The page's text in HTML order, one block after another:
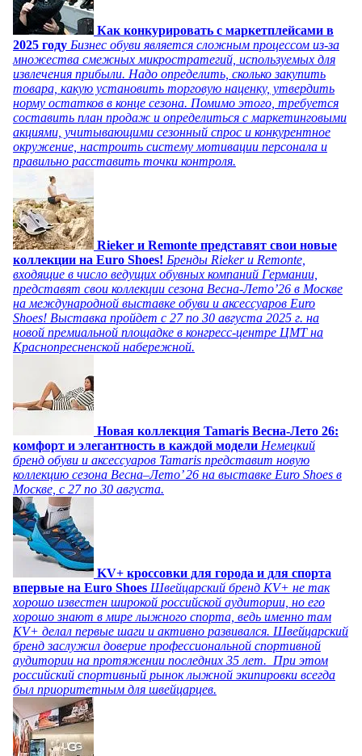
Как конкурировать с маркетплейсами в
2025 году Бизнес обуви является сложным процессом из-за
множества смежных микростратегий, используемых для
извлечения прибыли. Надо определить, сколько закупить
товара, какую установить торговую наценку, утвердить
норму остатков в конце сезона. Помимо этого, требуется
составить план продаж и определиться с маркетинговыми
акциями, учитывающими сезонный спрос и конкурентное
окружение, настроить систему мотивации персонала и
правильно расставить точки контроля.
Rieker и Remonte представят свои новые
коллекции на Euro Shoes! Бренды Rieker и Remonte,
входящие в число ведущих обувных компаний Германии,
представят свои коллекции сезона Весна-Лето’26 в Москве
на международной выставке обуви и аксессуаров Euro
Shoes! Выставка пройдет c 27 по 30 августа 2025 г. на
новой премиальной площадке в конгресс-центре ЦМТ на
Краснопресненской набережной.
Новая коллекция Tamaris Весна-Лето 26:
комфорт и элегантность в каждой модели Немецкий
бренд обуви и аксессуаров Tamaris представит новую
коллекцию сезона Весна–Лето’ 26 на выставке Euro Shoes в
Москве, с 27 по 30 августа.
KV+ кроссовки для города и для спорта
впервые на Euro Shoes Швейцарский бренд KV+ не так
хорошо известен широкой российской аудитории, но его
хорошо знают в мире лыжного спорта, ведь именно там
KV+ делал первые шаги и активно развивался. Швейцарский
бренд заслужил доверие профессиональной спортивной
аудитории на протяжении последних 35 лет. При этом
российский спортивный рынок лыжной экипировки всегда
был приоритетным для швейцарцев.